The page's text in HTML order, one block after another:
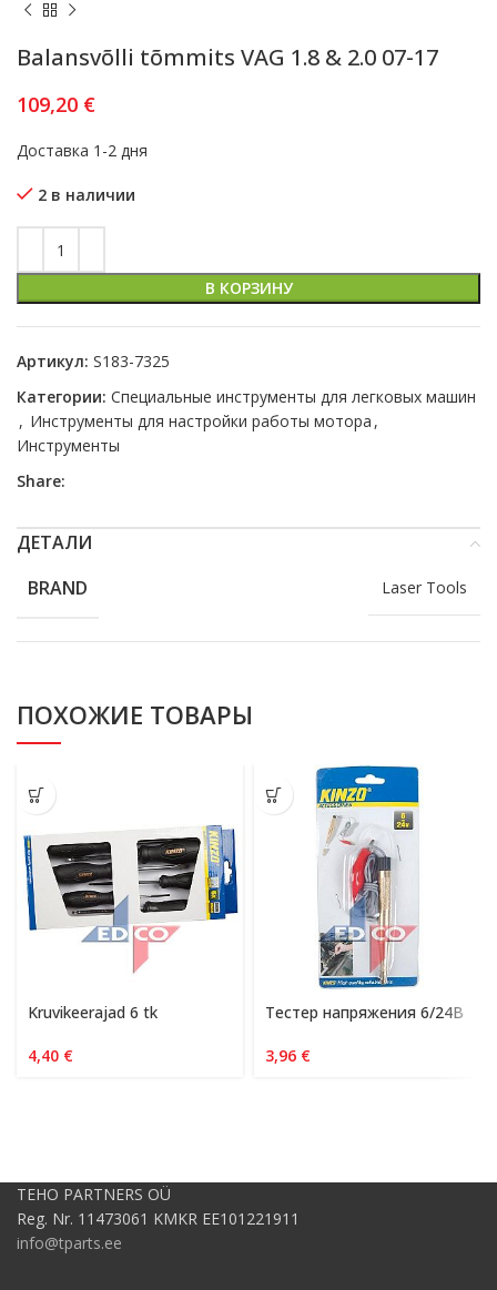
Balansvõlli tõmmits VAG 1.8 & 2.0 07-17
109,20 €
Доставка 1-2 дня
2 в наличии
В КОРЗИНУ
Артикул: S183-7325
Категории: Специальные инструменты для легковых машин
, Инструменты для настройки работы мотора ,
Инструменты
Share:
ДЕТАЛИ
BRAND
Laser Tools
ПОХОЖИЕ ТОВАРЫ
Kruvikeerajad 6 tk
4,40 €
Тестер напряжения 6/24В
3,96 €
TEHO PARTNERS OÜ
Reg. Nr. 11473061 KMKR EE101221911
info@tparts.ee